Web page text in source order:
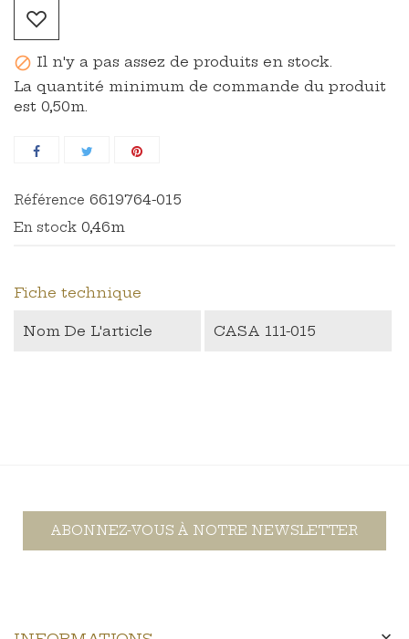
 Il n'y a pas assez de produits en stock.
La quantité minimum de commande du produit
est 0,50m.
Référence 6619764-015
En stock 0,46m
Fiche technique
Nom De L'article CASA 111-015
ABONNEZ-VOUS À NOTRE NEWSLETTER